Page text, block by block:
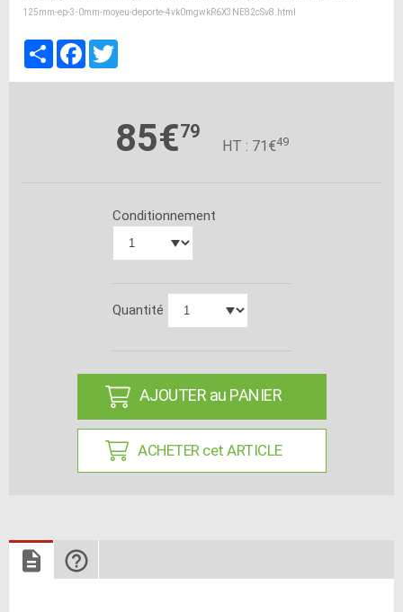
125mm-ep-3-0mm-moyeu-deporte-4vk0mgwkR6X3NE82cSv8.html
PartagerFacebook
85€79
HT : 71€49
Conditionnement
Quantité
AJOUTER au PANIER
ACHETER cet ARTICLE